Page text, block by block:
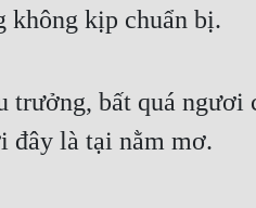
kịp chuẩn bị.
bất quá ngươi
đây là tại nằm mơ.